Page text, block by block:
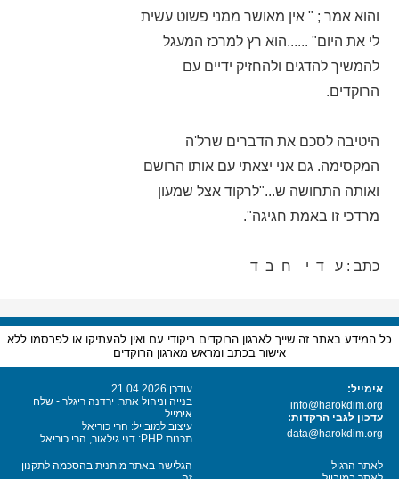
והוא אמר ; " אין מאושר ממני פשוט עשית
לי את היום" ......הוא רץ למרכז המעגל
להמשיך להדגים ולהחזיק ידיים עם
הרוקדים.
היטיבה לסכם את הדברים שרל'ה
המקסימה. גם אני יצאתי עם אותו הרושם
ואותה התחושה ש..."לרקוד אצל שמעון
מרדכי זו באמת חגיגה".
כתב : ע ד י ח ב ד
כל המידע באתר זה שייך לארגון הרוקדים ריקודי עם ואין להעתיקו או לפרסמו ללא
אישור בכתב ומראש מארגון הרוקדים
אימייל:
info@harokdim.org
עדכון לגבי הרקדות:
data@harokdim.org
עודכן 21.04.2026
בנייה וניהול אתר: ירדנה ריגלר - שלח
אימייל
עיצוב למובייל: הרי כוריאל
תכנות PHP: דני גילאור, הרי כוריאל
לאתר הרגיל
הגלישה באתר מותנית בהסכמה לתקנון